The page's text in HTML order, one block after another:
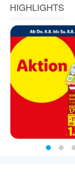
HIGHLIGHTS